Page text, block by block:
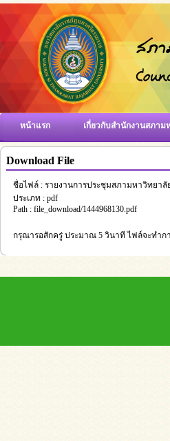
หน้าแรก เกี่ยวกับสำนักงานสภาม
Download File
ชื่อไฟล์ : รายงานการประชุมสภามหาวิทยาลั
ประเภท : pdf
Path : file_download/1444968130.pdf
กรุณารอสักครู่ ประมาณ 5 วินาที ไฟล์จะทำก